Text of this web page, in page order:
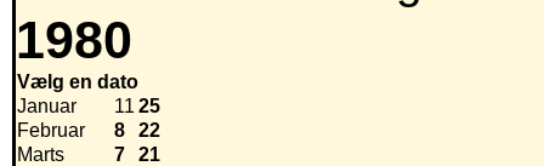
1980
Vælg en dato
Januar
11 25
Februar
8
22
Marts
7
21